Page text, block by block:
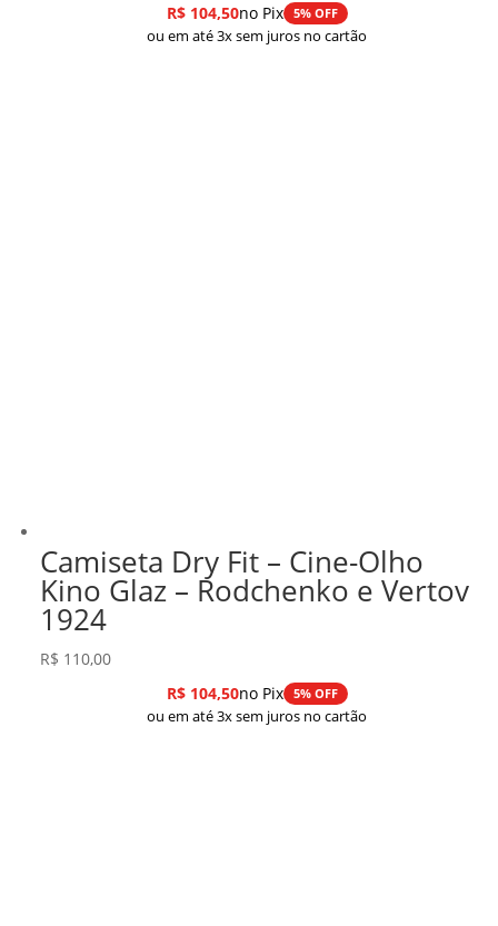
R$104,50no Pix 5% OFF
ou em até 3x sem juros no cartão
Camiseta Dry Fit – Cine-Olho
Kino Glaz – Rodchenko e Vertov
1924
R$ 110,00
R$104,50no Pix 5% OFF
ou em até 3x sem juros no cartão